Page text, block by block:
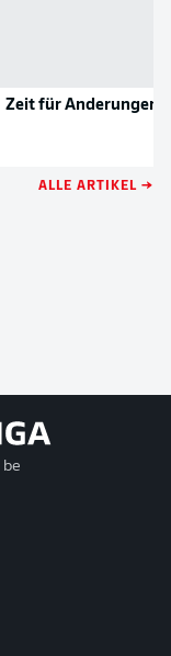
Zeit für Änderungen!
ALLE ARTIKEL →